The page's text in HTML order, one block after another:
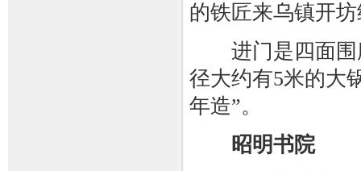
的铁匠来乌镇开
进门是四面围
径大约有5米的大
年造”。
昭明书院